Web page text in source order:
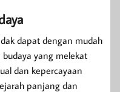
dapat dengan mudah
yang melekat
dan kepercayaan
panjang dan